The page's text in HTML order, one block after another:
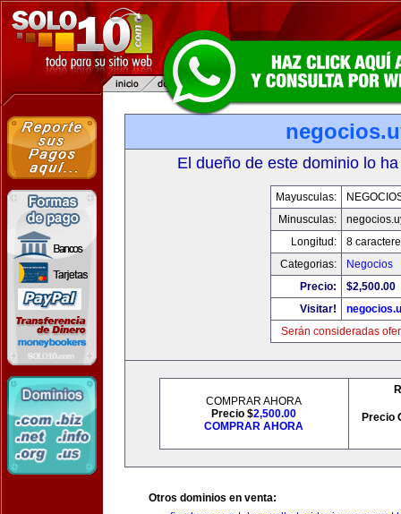
El dueño de este dominio lo
Mayusculas:
Minusculas:
Longitud:
8
Categorias:
Negocios
Precio:
$2,500.00
Visitar!
Serán consideradas
COMPRAR AHORA
Precio $2,500.00
COMPRAR AHORA
Precio
Otros dominios en venta: